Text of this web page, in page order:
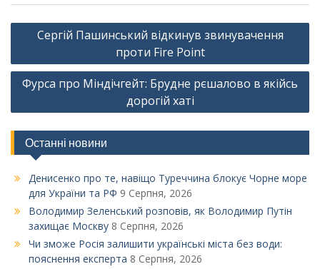
Навігація
записів
Сергій Пашинський відкинув звинувачення
проти Fire Point
Фурса про Міндічгейт: Брудне рєшалово в якійсь
дорогій хаті
Останні новини
Денисенко про те, навіщо Туреччина блокує Чорне море
для України та РФ 9 Серпня, 2026
Володимир Зеленський розповів, як Володимир Путін
захищає Москву 8 Серпня, 2026
Чи зможе Росія залишити українські міста без води:
пояснення експерта 8 Серпня, 2026